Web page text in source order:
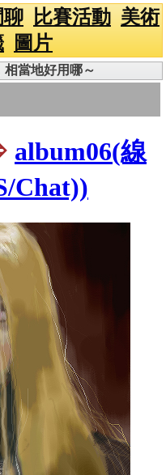
聊 比賽活動 美術
圖片
相當地好用哪～
album06(線
Chat))